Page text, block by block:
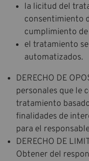
la licitud del
consentimiento
cumplimiento
el tratamiento
automatizados.
DERECHO DE
personales que le
tratamiento
finalidades de
para el
DERECHO DE
Obtener del